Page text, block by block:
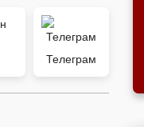
Телеграм